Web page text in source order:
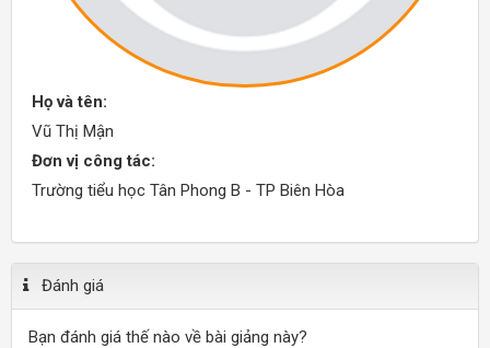
Họ và tên:
Vũ Thị Mận
Đơn vị công tác:
Trường tiểu học Tân Phong B - TP Biên Hòa
Đánh giá
Bạn đánh giá thế nào về bài giảng này?